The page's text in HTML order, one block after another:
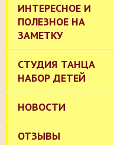
ИНТЕРЕСНОЕ И
ПОЛЕЗНОЕ НА
ЗАМЕТКУ
СТУДИЯ ТАНЦА
НАБОР ДЕТЕЙ
НОВОСТИ
ОТЗЫВЫ